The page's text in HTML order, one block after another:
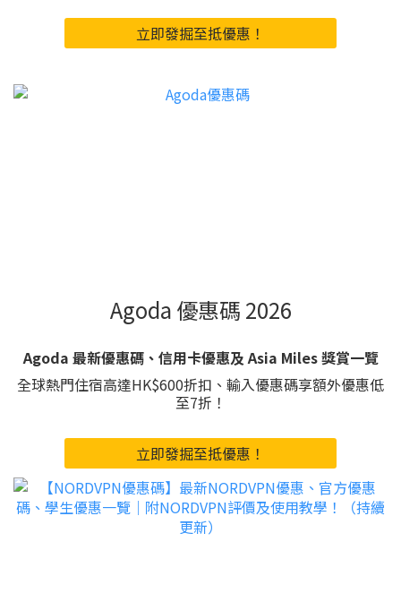
立即發掘至抵優惠！
Agoda 優惠碼 2026
Agoda 最新優惠碼、信用卡優惠及 Asia Miles 獎賞一覽
全球熱門住宿高達HK$600折扣、輸入優惠碼享額外優惠低
至7折！
立即發掘至抵優惠！